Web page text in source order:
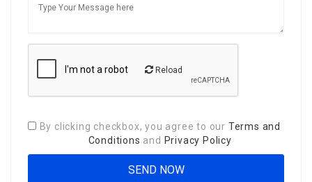
Reload
By clicking checkbox, you agree to our Terms and
Conditions and Privacy Policy